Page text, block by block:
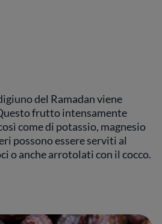
del Ramadan viene
frutto intensamente
come di potassio, magnesio
possono essere serviti al
o anche arrotolati con il cocco.